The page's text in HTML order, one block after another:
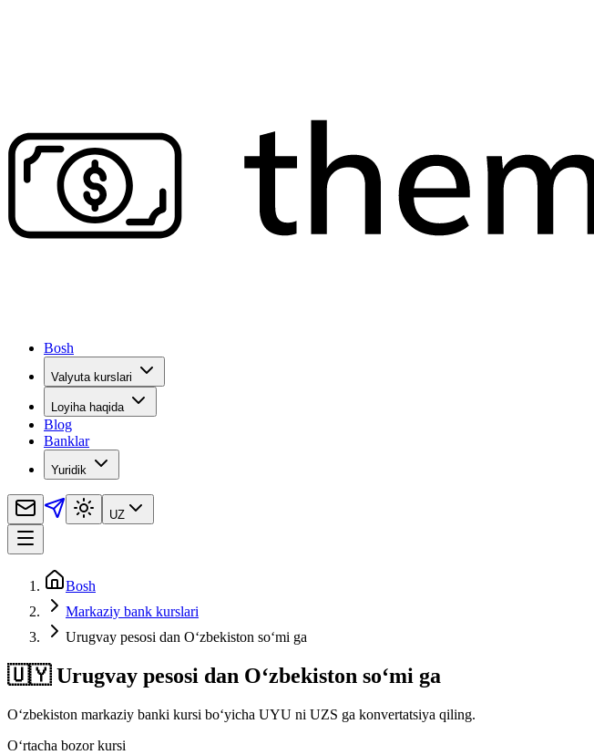
Bosh
Valyuta kurslari
Loyiha haqida
Blog
Banklar
Yuridik
UZ
Bosh
Markaziy bank kurslari
Urugvay pesosi dan O‘zbekiston so‘mi ga
🇺🇾 Urugvay pesosi dan O‘zbekiston so‘mi ga
Oʻzbekiston markaziy banki kursi bo‘yicha UYU ni UZS ga konvertatsiya qiling.
O‘rtacha bozor kursi